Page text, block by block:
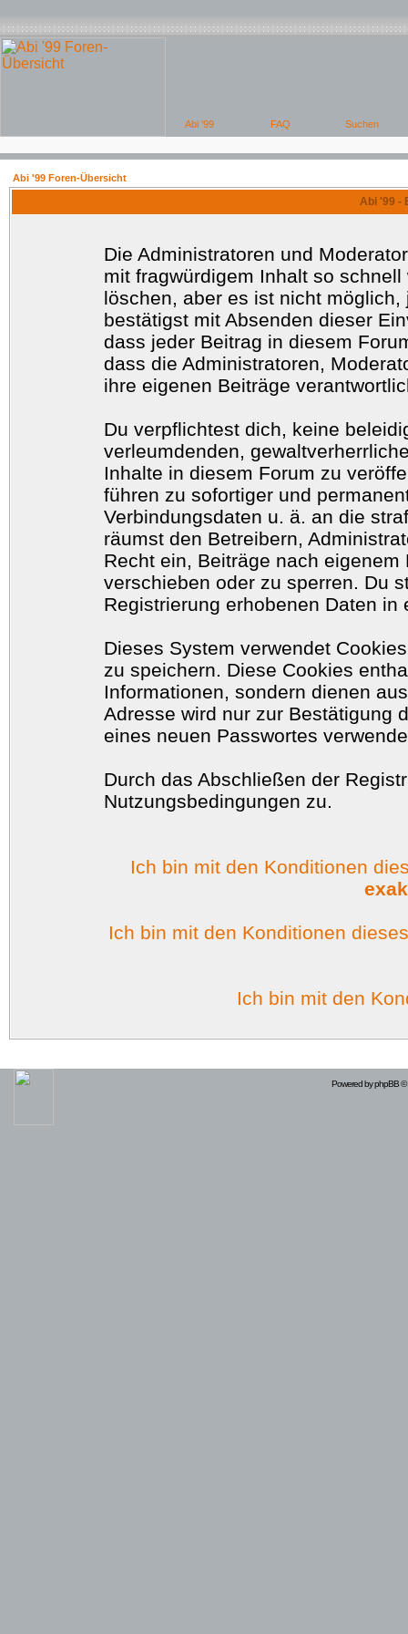
Abi '99 Foren-Übersicht
Abi '99 -
Die Administratoren und
mit fragwürdigem Inhalt so
löschen, aber es ist nicht
bestätigst mit Absenden dieser
dass jeder Beitrag in diesem
dass die Administratoren,
ihre eigenen Beiträge
Du verpflichtest dich, keine
verleumdenden,
Inhalte in diesem Forum zu
führen zu sofortiger und
Verbindungsdaten u. ä. an die
räumst den Betreibern,
Recht ein, Beiträge nach
verschieben oder zu sperren. Du
Registrierung erhobenen Daten
Dieses System verwendet
zu speichern. Diese Cookies
Informationen, sondern dienen
Adresse wird nur zur Bestätigung
eines neuen Passwortes
Durch das Abschließen der
Nutzungsbedingungen zu.
Ich bin mit den Konditionen
Ich bin mit den Konditionen
Ich bin mit den
Powered byphpBB©